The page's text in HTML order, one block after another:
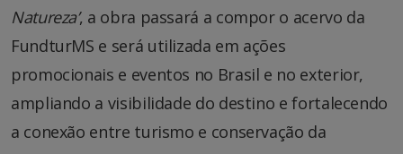
Natureza’, a obra passará a compor o acervo da
FundturMS e será utilizada em ações
promocionais e eventos no Brasil e no exterior,
ampliando a visibilidade do destino e fortalecendo
a conexão entre turismo e conservação da